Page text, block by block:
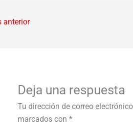
anterior
Deja una respuesta
Tu dirección de correo
marcados con *